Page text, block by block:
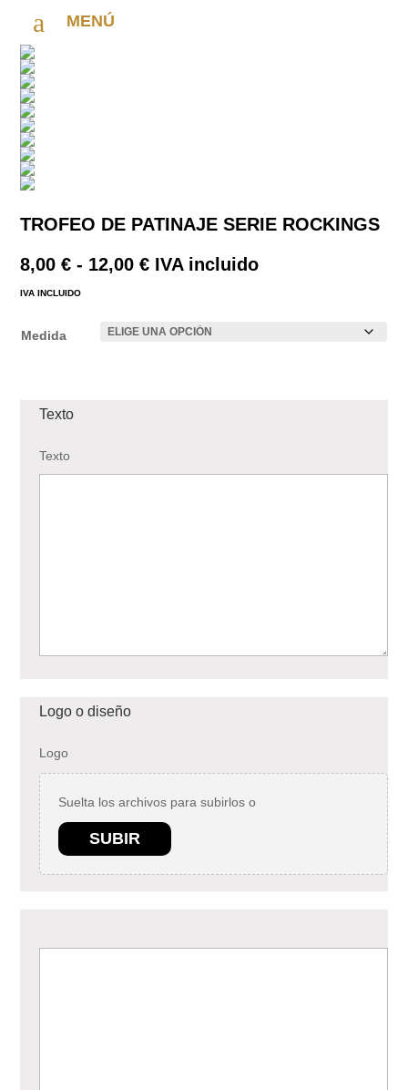
a MENÚ
TROFEO DE PATINAJE SERIE ROCKINGS
8,00€ - 12,00€Rango
desde
IVA incluido
IVA INCLUIDO
Medida
Texto
Texto
Logo o diseño
Logo
Suelta los archivos para subirlos o
SUBIR